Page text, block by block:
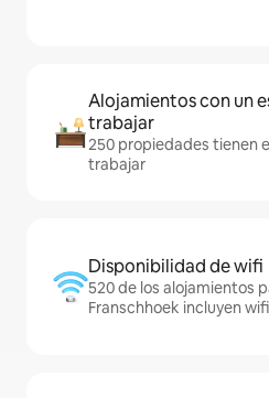
Alojamientos con un
trabajar
250 propiedades tienen
trabajar
Disponibilidad de wifi
520 de los alojamientos
Franschhoek incluyen wifi